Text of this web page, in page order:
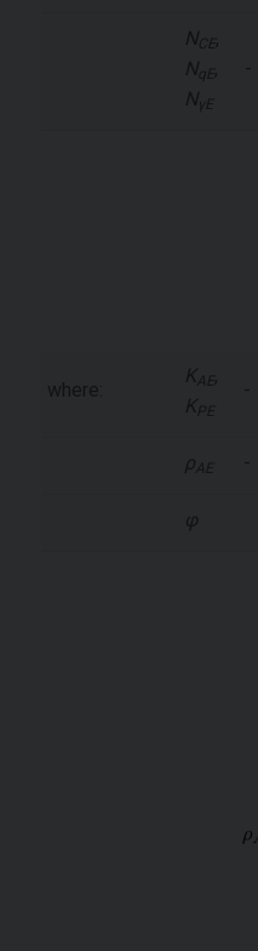
N CE ,
N qE ,
NγE
-
where:
KAE ,
KPE
-
ρAE -
φ